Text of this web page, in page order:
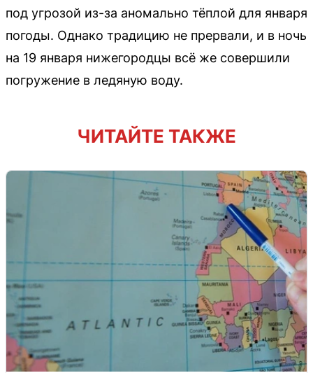
под угрозой из-за аномально тёплой для января
погоды. Однако традицию не прервали, и в ночь
на 19 января нижегородцы всё же совершили
погружение в ледяную воду.
ЧИТАЙТЕ ТАКЖЕ